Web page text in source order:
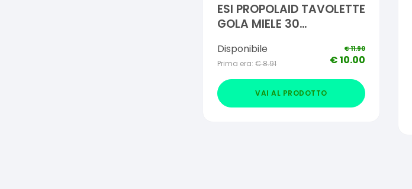
ESI PROPOLAID TAVOLETTE
GOLA MIELE 30
Disponibile
Prima era: €8.91
€11.90
€10.00
VAI AL PRODOTTO